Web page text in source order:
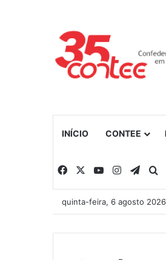
INÍCIO CONTEE
Facebook YouTubeInstagram
quinta-feira, 6 agosto 2026